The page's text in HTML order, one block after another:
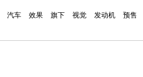
汽车 效果 旗下 视觉 发动机
预售